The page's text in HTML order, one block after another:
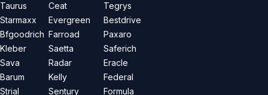
Taurus
Starmaxx
Bfgoodrich
Kleber
Sava
Barum
Strial
Ceat
Evergreen
Farroad
Saetta
Radar
Kelly
Sentury
Tegrys
Bestdrive
Paxaro
Saferich
Eracle
Federal
Formula